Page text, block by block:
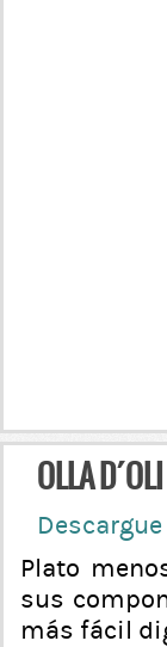
OLLA D´OLI
Plato
sus
más fácil